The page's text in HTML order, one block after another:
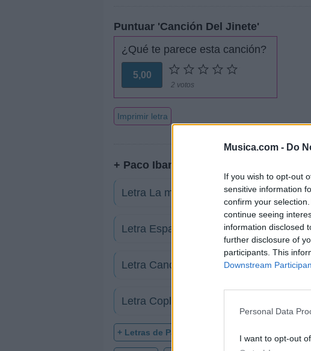
Musica.com - Do
If you wish to opt-out
sensitive information
confirm your
continue seeing
information disclosed
further disclosure of
participants. This
Downstream
Personal Data
I want to opt-out
Puntuar 'Canción Del Jinete'
¿Qué te parece esta canción?
5,00
2 votos
Imprimir letra
+ Paco Ibanez
Letra La mala reputación
Letra España en marcha
Letra Canción Del Jinete
Letra Coplas A La Muerte De Su Padre
+ Letras de Paco Ibanez